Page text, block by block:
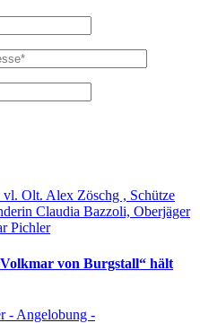
von Burgstall“ hält
- Angelobung -